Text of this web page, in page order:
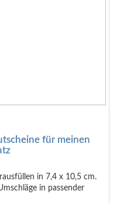
für meinen
in 7,4 x 10,5 cm.
in passender